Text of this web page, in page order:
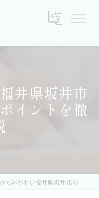
井県坂井市
イントを徹
わない福井県坂井市の高校入試対策とポイントを徹底解説